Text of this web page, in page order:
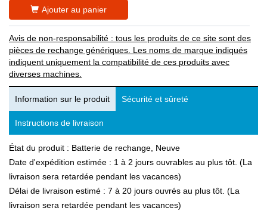
Ajouter au panier
Avis de non-responsabilité : tous les produits de ce site sont des
pièces de rechange génériques. Les noms de marque indiqués
indiquent uniquement la compatibilité de ces produits avec
diverses machines.
Information sur le produit Sécurité et sûreté
Instructions de livraison
État du produit : Batterie de rechange, Neuve
Date d'expédition estimée : 1 à 2 jours ouvrables au plus tôt. (La
livraison sera retardée pendant les vacances)
Délai de livraison estimé : 7 à 20 jours ouvrés au plus tôt. (La
livraison sera retardée pendant les vacances)